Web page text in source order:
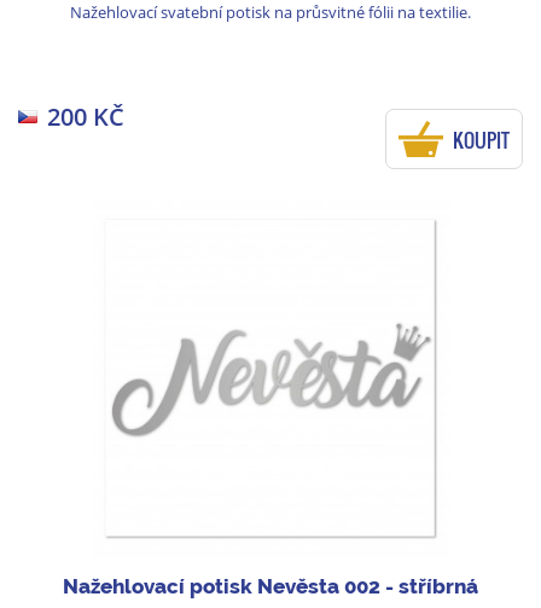
Nažehlovací svatební potisk na průsvitné fólii na textilie.
200 KČ
KOUPIT
Nažehlovací potisk Nevěsta 002 - stříbrná